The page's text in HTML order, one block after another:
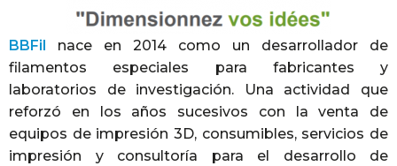
BBFil
nace en 2014 como un desarrollador de
filamentos especiales para fabricantes y
laboratorios de investigación. Una actividad que
reforzó en los años sucesivos con la venta de
equipos de impresión 3D, consumibles, servicios de
impresión y consultoría para el desarrollo de